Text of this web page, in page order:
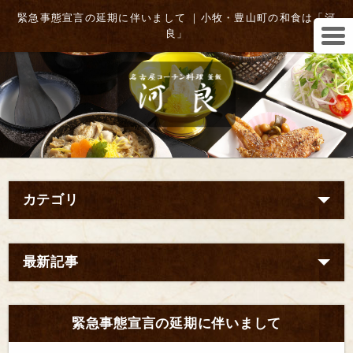
緊急事態宣言の延期に伴いまして ｜小牧・豊山町の和食は「河
良」
カテゴリ
最新記事
緊急事態宣言の延期に伴いまして